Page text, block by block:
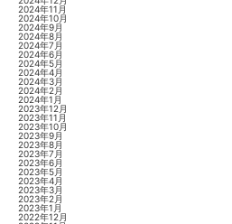
2024年11月
2024年10月
2024年9月
2024年8月
2024年7月
2024年6月
2024年5月
2024年4月
2024年3月
2024年2月
2024年1月
2023年12月
2023年11月
2023年10月
2023年9月
2023年8月
2023年7月
2023年6月
2023年5月
2023年4月
2023年3月
2023年2月
2023年1月
2022年12月